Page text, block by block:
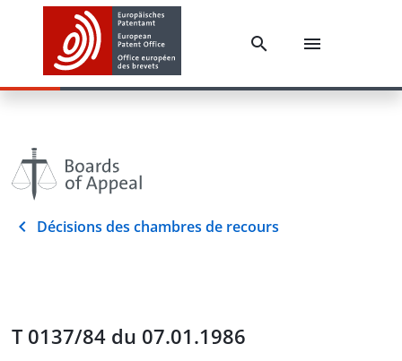
Décisions des chambres de recours
T 0137/84 du 07.01.1986